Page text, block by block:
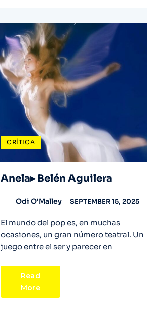
CRÍTICA
Anela▸ Belén Aguilera
Odi O'Malley SEPTEMBER 15, 2025
El mundo del pop es, en muchas
ocasiones, un gran número teatral. Un
juego entre el ser y parecer en
Read
More